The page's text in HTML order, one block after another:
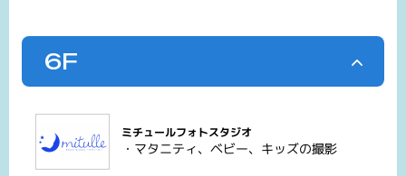
6F
ミチュールフォトスタジオ
・マタニティ、ベビー、キッズの撮影